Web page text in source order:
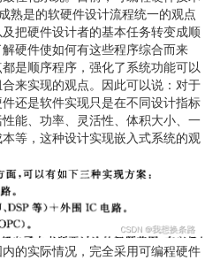
熟是的软硬件设计流程统一的观点
把硬件设计者的基本任务转变成顺
硬件使如何有这些程序综合而来
是顺序程序，强化了系统功能可以
来实现的观点。因此可以说：对于
还是软件实现只是在不同设计指标
能、功率、灵活性、体积大小、一
等，这种设计实现嵌入式系统的观
的实际情况，完全采用可编程硬件